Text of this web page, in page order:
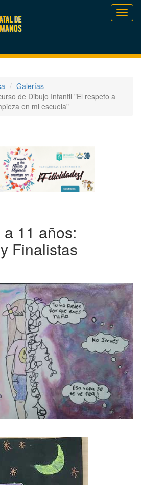
Galerías
de Dibujo Infantil "El respeto a
en mi escuela"
11 años:
Finalistas